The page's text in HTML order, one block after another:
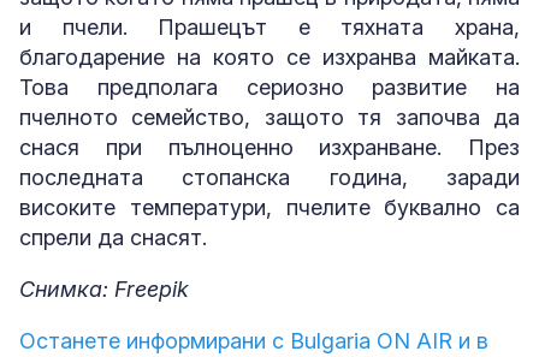
и пчели. Прашецът е тяхната храна,
благодарение на която се изхранва майката.
Това предполага сериозно развитие на
пчелното семейство, защото тя започва да
снася при пълноценно изхранване. През
последната стопанска година, заради
високите температури, пчелите буквално са
спрели да снасят.
Снимка: Freepik
Останете информирани с Bulgaria ON AIR и в